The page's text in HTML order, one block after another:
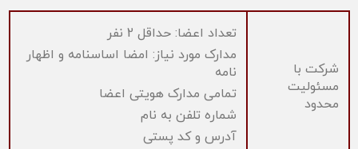
تعداد اعضا: حداقل 2 نفر
مدارک مورد نیاز: امضا اساسنامه و اظهار
نامه
تمامی مدارک هویتی اعضا
شماره تلفن به نام
آدرس و کد پستی
شرکت با
مسئولیت
محدود